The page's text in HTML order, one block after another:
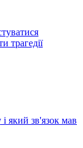
трагедії
який зв'язок мав